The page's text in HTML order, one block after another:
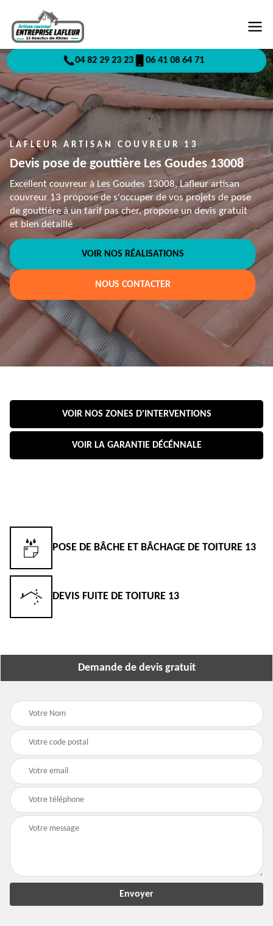
04 82 29 23 23 06 41 08 64 71
LAFLEUR ARTISAN COUVREUR 13
Devis pose de gouttière Les Goudes 13008
Excellent couvreur à Les Goudes 13008, Lafleur artisan
couvreur 13 propose de s'occuper de vos projets de pose
de gouttière à un tarif pas cher, propose un devis gratuit
et bien détaillé
VOIR NOS RÉALISATIONS
NOUS CONTACTER
VOIR NOS ZONES D'INTERVENTIONS
VOIR LA GARANTIE DÉCÉNNALE
POSE DE BÂCHE ET BÂCHAGE DE TOITURE 13
DEVIS FUITE DE TOITURE 13
Demande de devis gratuit